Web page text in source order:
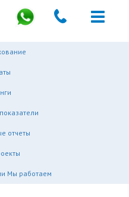
отчеты
Мы работаем